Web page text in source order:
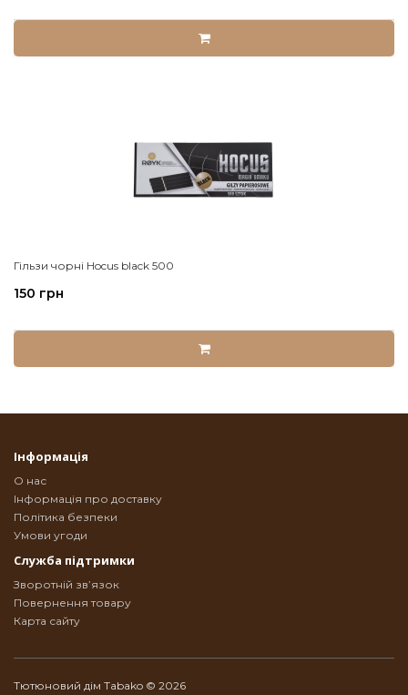
Гільзи чорні Hocus black 500
150 грн
Інформація
О нас
Інформація про доставку
Політика безпеки
Умови угоди
Служба підтримки
Зворотній зв’язок
Повернення товару
Карта сайту
Тютюновий дім Tabako © 2026